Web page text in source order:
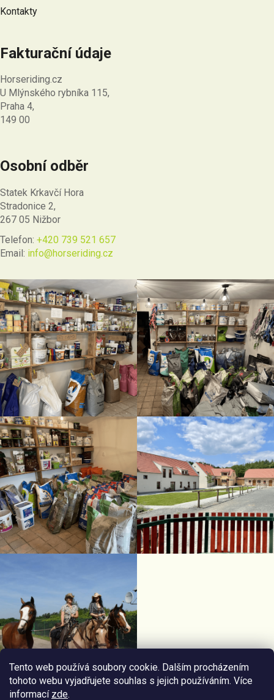
Tento web používá soubory cookie. Dalším procházením
tohoto webu vyjadřujete souhlas s jejich používáním. Více
informací zde.
Kontakty
Fakturační údaje
Horseriding.cz
U Mlýnského rybníka 115,
Praha 4,
149 00
Osobní odběr
Statek Krkavčí Hora
Stradonice 2,
267 05 Nižbor
Telefon: +420 739 521 657
Email: info@horseriding.cz